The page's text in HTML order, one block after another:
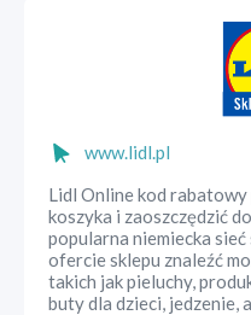
www.lidl.pl
Lidl Online kod
koszyka i zaoszczędzić
popularna niemiecka
ofercie sklepu znaleźć
takich jak pieluchy,
buty dla dzieci, jedzenie,